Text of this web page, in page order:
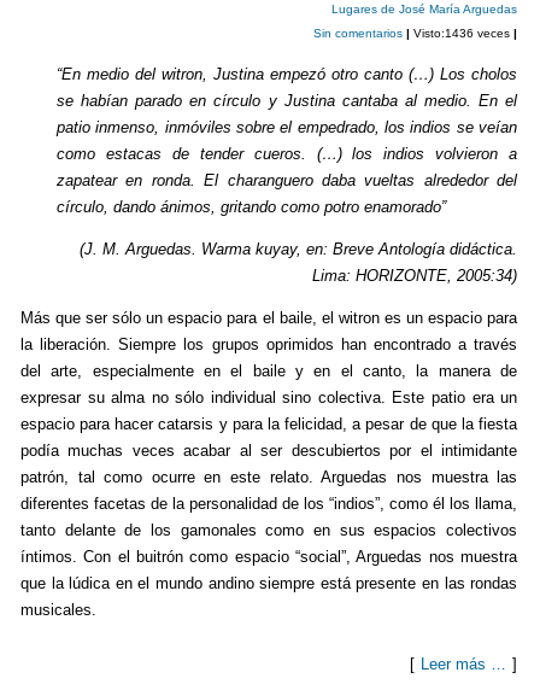
o
k
Lugares de José María Arguedas
Sin comentarios| Visto:1436 veces|
“En medio del witron, Justina empezó otro canto (…) Los cholos
se habían parado en círculo y Justina cantaba al medio. En el
patio inmenso, inmóviles sobre el empedrado, los indios se veían
como estacas de tender cueros. (…) los indios volvieron a
zapatear en ronda. El charanguero daba vueltas alrededor del
círculo, dando ánimos, gritando como potro enamorado”
(J. M. Arguedas. Warma kuyay, en: Breve Antología didáctica.
Lima: HORIZONTE, 2005:34)
Más que ser sólo un espacio para el baile, el witron es un espacio para
la liberación. Siempre los grupos oprimidos han encontrado a través
del arte, especialmente en el baile y en el canto, la manera de
expresar su alma no sólo individual sino colectiva. Este patio era un
espacio para hacer catarsis y para la felicidad, a pesar de que la fiesta
podía muchas veces acabar al ser descubiertos por el intimidante
patrón, tal como ocurre en este relato. Arguedas nos muestra las
diferentes facetas de la personalidad de los “indios”, como él los llama,
tanto delante de los gamonales como en sus espacios colectivos
íntimos. Con el buitrón como espacio “social”, Arguedas nos muestra
que la lúdica en el mundo andino siempre está presente en las rondas
musicales.
[ Leer más … ]